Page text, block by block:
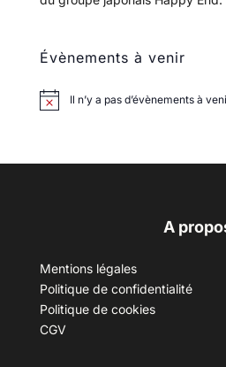
Évènements à venir
Il n’y a pas d’évènements à
A
Mentions légales
Politique de confidentialité
Politique de cookies
CGV